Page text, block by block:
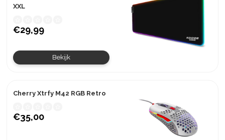
XXL
€29,99
Bekijk
Cherry Xtrfy M42 RGB Retro
€35,00